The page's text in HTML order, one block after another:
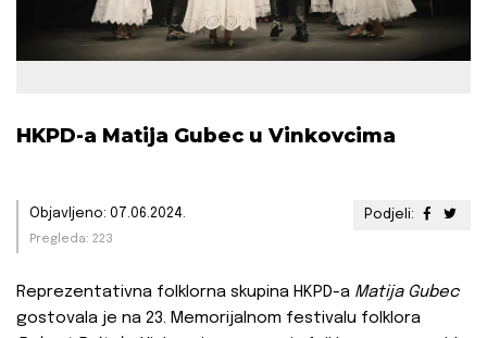
HKPD-a Matija Gubec u Vinkovcima
Podjeli:
Objavljeno: 07.06.2024.
Pregleda: 223
Reprezentativna folklorna skupina HKPD-a Matija Gubec
gostovala je na 23. Memorijalnom festivalu folklora